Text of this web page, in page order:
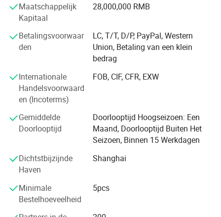
Bedrijfsinformatie
Hiwand is een professionele ontwerper en
We hopen oprecht dat we lange en vriendelijke
opbouwen. Ons doel is niet alleen het leveren van
producten, maar ook het bieden van een complete
oplossing, inclusief productontwerp, gereedschappen,
fabricage en service voor onze klanten om hun hoogste
tevredenheid te bereiken.
We houden ons aan het principe van "kwaliteit eerst,
service eerst, continue verbetering en innovatie om de
klanten te ontmoeten" voor het management en "nul
defecten, nul klachten" als kwaliteitsdoelstelling. Om onze
goede kwaliteit tegen een redelijke prijs.
Maatschappelijk
Kapitaal
28,000,000 RMB
Betalingsvoorwaar
den
LC, T/T, D/P, PayPal, Western
Union, Betaling van een klein
bedrag
Internationale
Handelsvoorwaard
en (Incoterms)
FOB, CIF, CFR, EXW
Gemiddelde
Doorlooptijd
Doorlooptijd Hoogseizoen: Een
Maand, Doorlooptijd Buiten Het
Seizoen, Binnen 15 Werkdagen
Dichtstbijzijnde
Haven
Shanghai
Minimale
Bestelhoeveelheid
5pcs